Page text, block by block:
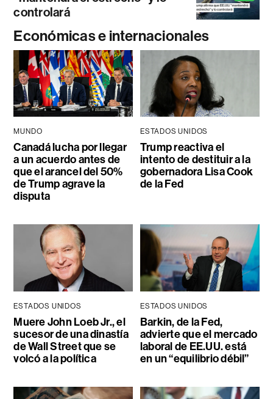
controlará
Económicas e internacionales
MUNDO
Canadá lucha por llegar
a un acuerdo antes de
que el arancel del 50%
de Trump agrave la
disputa
ESTADOS UNIDOS
Trump reactiva el
intento de destituir a la
gobernadora Lisa Cook
de la Fed
ESTADOS UNIDOS
Muere John Loeb Jr., el
sucesor de una dinastía
de Wall Street que se
volcó a la política
ESTADOS UNIDOS
Barkin, de la Fed,
advierte que el mercado
laboral de EE.UU. está
en un “equilibrio débil”